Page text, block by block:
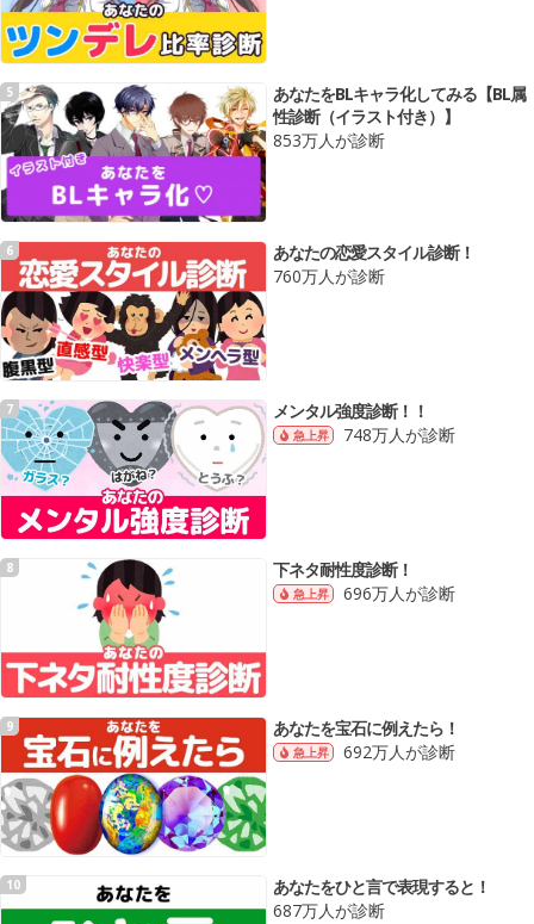
5
あなたをBLキャラ化してみる【BL属
性診断（イラスト付き）】
853万人が診断
6
あなたの恋愛スタイル診断！
760万人が診断
7 メンタル強度診断！！
急上昇 748万人が診断
8 下ネタ耐性度診断！
急上昇 696万人が診断
9 あなたを宝石に例えたら！
急上昇 692万人が診断
10
あなたをひと言で表現すると！
687万人が診断